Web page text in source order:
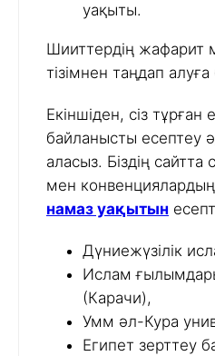
уақыты.
Шииттердің жафарит
тізімнен таңдап
Екіншіден, сіз тұрған
байланысты есептеу
аласыз. Біздің сайтта
мен
намаз уақытын
Дүниежүзілік
Ислам
(Карачи),
Умм әл-Кура
Египет зерттеу